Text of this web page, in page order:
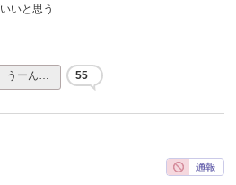
いと思う
うーん… 55